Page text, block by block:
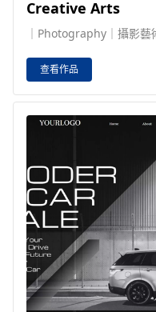
Creative Arts
｜Photography｜攝影藝
查看作品